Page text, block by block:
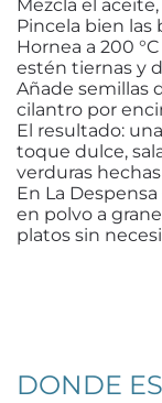
Mezcla el
Pincela bien las
Hornea a 200
estén tiernas y
Añade semillas
cilantro por
El resultado:
toque dulce,
verduras hechas
En La
en polvo a
platos sin
DONDE